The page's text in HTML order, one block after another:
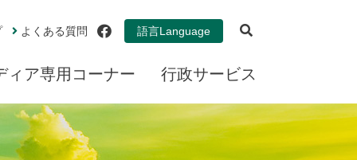
よくある質問 facebook
語言Language
ィア専用コーナー 行政サービス